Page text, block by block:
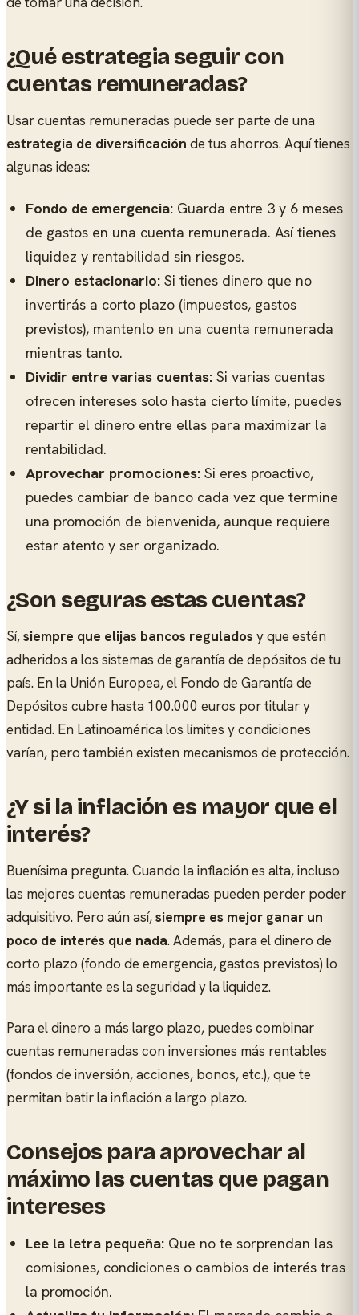
¿Qué estrategia seguir con
cuentas remuneradas?
Usar cuentas remuneradas puede ser parte de una
estrategia de diversificación de tus ahorros. Aquí tienes
algunas ideas:
Fondo de emergencia: Guarda entre 3 y 6 meses
de gastos en una cuenta remunerada. Así tienes
liquidez y rentabilidad sin riesgos.
Dinero estacionario: Si tienes dinero que no
invertirás a corto plazo (impuestos, gastos
previstos), mantenlo en una cuenta remunerada
mientras tanto.
Dividir entre varias cuentas: Si varias cuentas
ofrecen intereses solo hasta cierto límite, puedes
repartir el dinero entre ellas para maximizar la
rentabilidad.
Aprovechar promociones: Si eres proactivo,
puedes cambiar de banco cada vez que termine
una promoción de bienvenida, aunque requiere
estar atento y ser organizado.
¿Son seguras estas cuentas?
Sí,siempre que elijas bancos regulados y que estén
adheridos a los sistemas de garantía de depósitos de tu
país. En la Unión Europea, el Fondo de Garantía de
Depósitos cubre hasta 100.000 euros por titular y
entidad. En Latinoamérica los límites y condiciones
varían, pero también existen mecanismos de protección.
¿Y si la inflación es mayor que el
interés?
Buenísima pregunta. Cuando la inflación es alta, incluso
las mejores cuentas remuneradas pueden perder poder
adquisitivo. Pero aún así,siempre es mejor ganar un
poco de interés que nada. Además, para el dinero de
corto plazo (fondo de emergencia, gastos previstos) lo
más importante es la seguridad y la liquidez.
Para el dinero a más largo plazo, puedes combinar
cuentas remuneradas con inversiones más rentables
(fondos de inversión, acciones, bonos, etc.), que te
permitan batir la inflación a largo plazo.
Consejos para aprovechar al
máximo las cuentas que pagan
intereses
Lee la letra pequeña: Que no te sorprendan las
comisiones, condiciones o cambios de interés tras
la promoción.